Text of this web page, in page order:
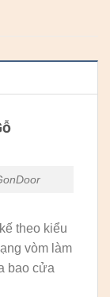
theo kiểu
vòm làm
bao cửa